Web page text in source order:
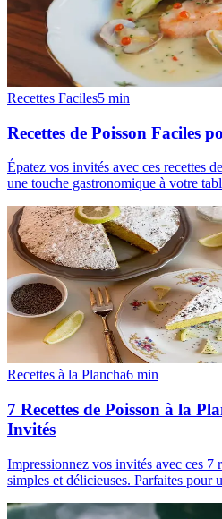
Recettes Faciles5 min
Recettes de Poisson Faciles
Épatez vos invités avec ces recettes
une touche gastronomique à votre
Recettes à la Plancha6 min
7 Recettes de Poisson à la
Invités
Impressionnez vos invités avec ces 7
simples et délicieuses. Parfaites pour